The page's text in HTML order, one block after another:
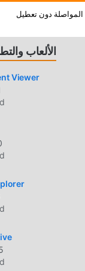
many templates
can change the
Nice Mind Map has
👍- Nice
theme color-
attachment,
callout,
Task, and you
can Find &
Map has
and handy
multi Sheet 👍-
for quick input-
Nice Mind Map
mind map
to Google
support adding
الألعاب
Viewer
المواصلة دون تعطيل